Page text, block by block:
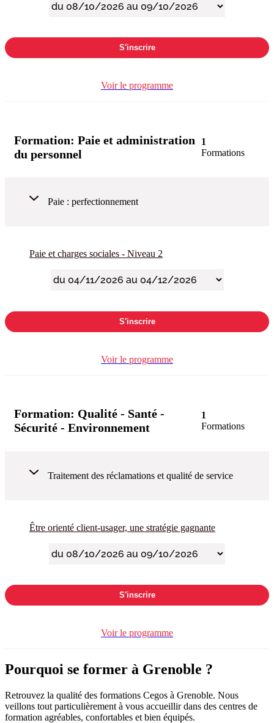
S'inscrire
Voir le programme
Formation: Paie et administration
du personnel
1
Formations
Paie : perfectionnement
Paie et charges sociales - Niveau 2
S'inscrire
Voir le programme
Formation: Qualité - Santé -
Sécurité - Environnement
1
Formations
Traitement des réclamations et qualité de service
Être orienté client-usager, une stratégie gagnante
S'inscrire
Voir le programme
Pourquoi se former à Grenoble ?
Retrouvez la qualité des formations Cegos à Grenoble. Nous
veillons tout particulièrement à vous accueillir dans des centres de
formation agréables, confortables et bien équipés.